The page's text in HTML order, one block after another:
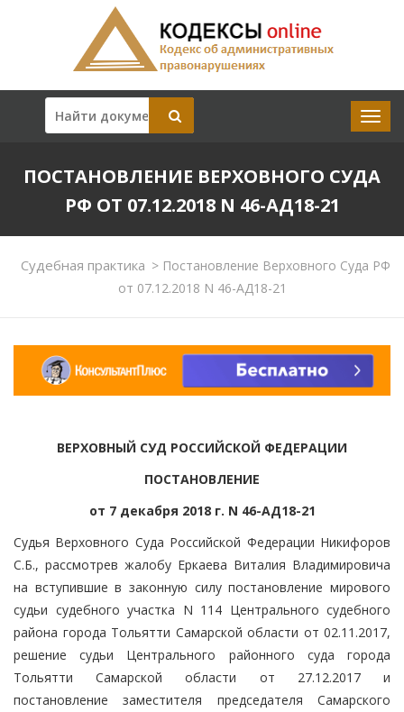
ПОСТАНОВЛЕНИЕ ВЕРХОВНОГО СУДА
РФ ОТ 07.12.2018 N 46-АД18-21
Судебная практика >Постановление Верховного Суда РФ
от 07.12.2018 N 46-АД18-21
ВЕРХОВНЫЙ СУД РОССИЙСКОЙ ФЕДЕРАЦИИ
ПОСТАНОВЛЕНИЕ
от 7 декабря 2018 г. N 46-АД18-21
Судья Верховного Суда Российской Федерации Никифоров
С.Б., рассмотрев жалобу Еркаева Виталия Владимировича
на вступившие в законную силу постановление мирового
судьи судебного участка N 114 Центрального судебного
района города Тольятти Самарской области от 02.11.2017,
решение судьи Центрального районного суда города
Тольятти Самарской области от 27.12.2017 и
постановление заместителя председателя Самарского